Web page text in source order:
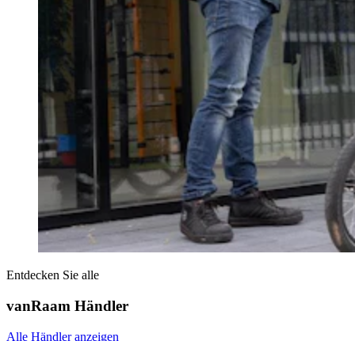
Entdecken Sie alle
vanRaam Händler
Alle Händler anzeigen